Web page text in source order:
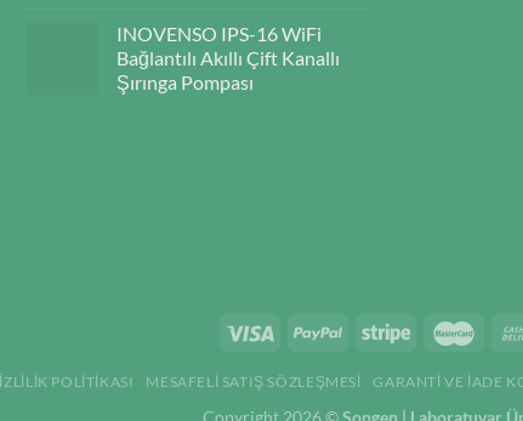
INOVENSO IPS-16 WiFi
Bağlantılı Akıllı Çift Kanallı
Şırınga Pompası
POLITIKASI MESAFELI SATIŞ SÖZLEŞMESI GARANTI VE İADE
Copyright 2026 © Songen | Laboratuvar